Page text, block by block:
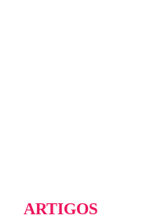
ARTIGOS